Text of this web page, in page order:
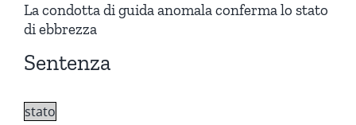
immagine
La condotta di guida anomala conferma lo stato
di ebbrezza
Sentenza
stato